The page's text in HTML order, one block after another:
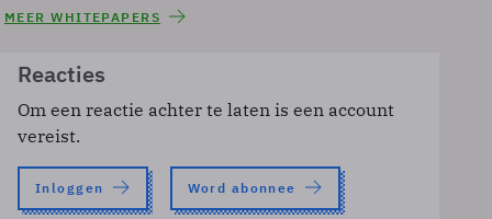
MEER WHITEPAPERS
Reacties
Om een reactie achter te laten is een account
vereist.
Inloggen Word abonnee